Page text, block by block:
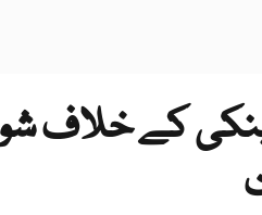
کے خلاف